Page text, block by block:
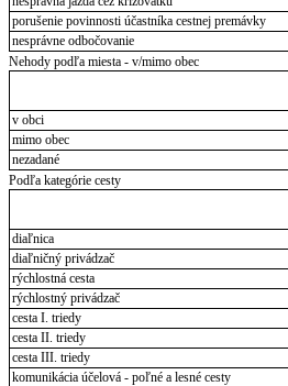
porušenie povinnosti účastníka cestnej premávky
nesprávne odbočovanie
Nehody podľa miesta - v/mimo obec
v obci
mimo obec
nezadané
Podľa kategórie cesty
diaľnica
diaľničný privádzač
rýchlostná cesta
rýchlostný privádzač
cesta I. triedy
cesta II. triedy
cesta III. triedy
komunikácia účelová - poľné a lesné cesty